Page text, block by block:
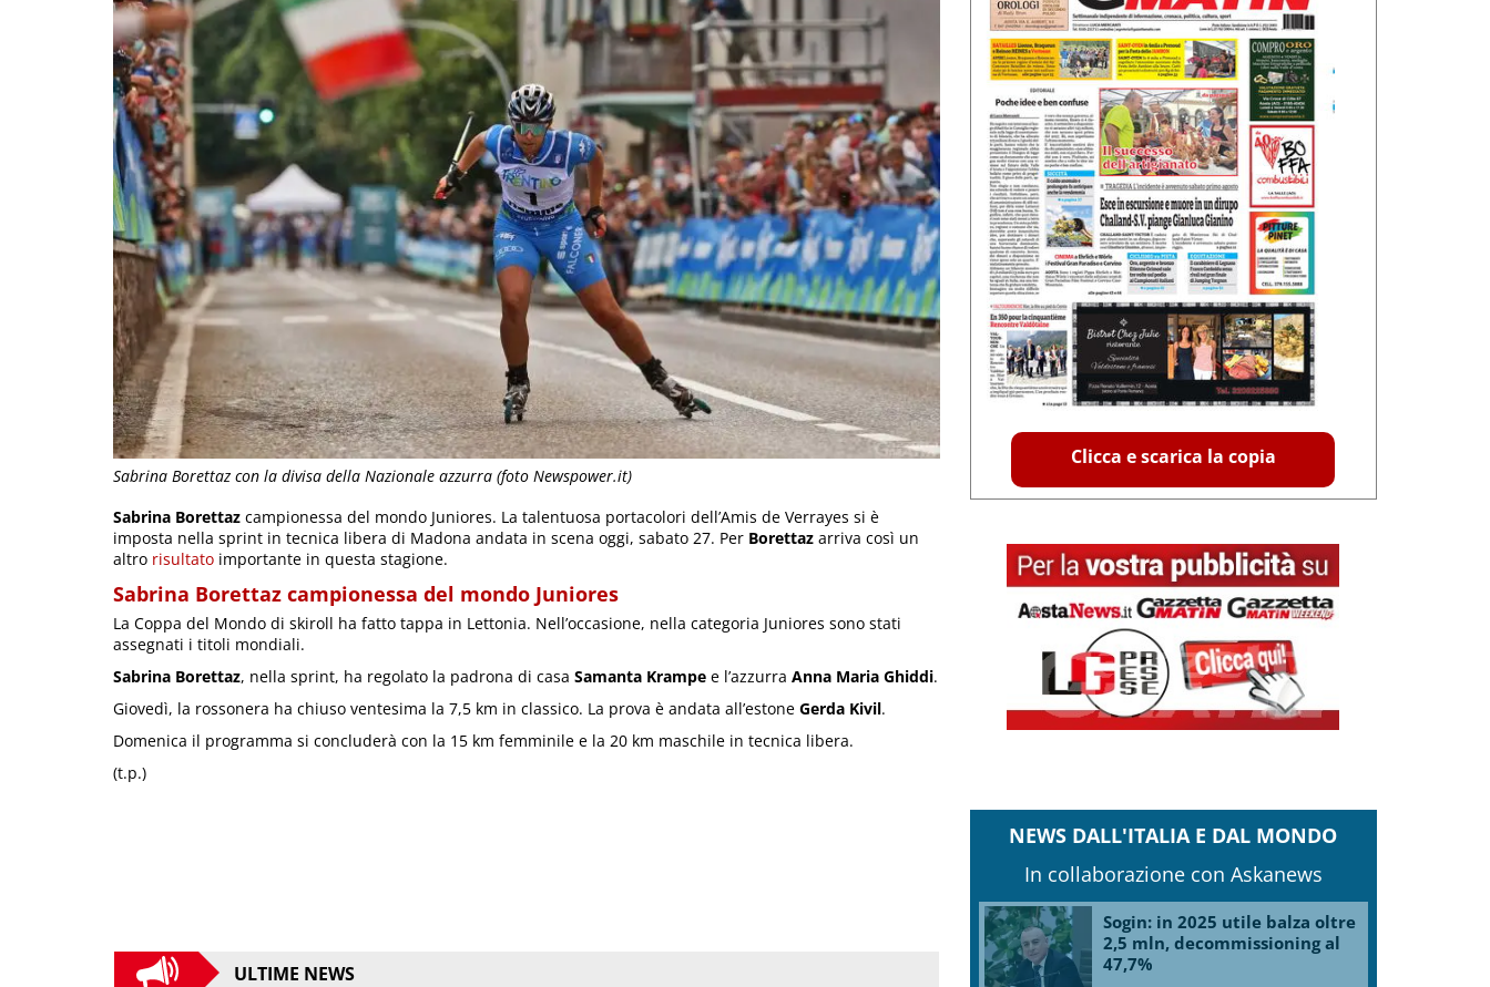
Sabrina Borettaz con la divisa della Nazionale azzurra (foto Newspower.it)
Sabrina Borettaz campionessa del mondo Juniores. La talentuosa portacolori dell’Amis de Verrayes si è
imposta nella sprint in tecnica libera di Madona andata in scena oggi, sabato 27. Per Borettaz arriva così un
altro risultato importante in questa stagione.
Sabrina Borettaz campionessa del mondo Juniores
La Coppa del Mondo di skiroll ha fatto tappa in Lettonia. Nell’occasione, nella categoria Juniores sono stati
assegnati i titoli mondiali.
Sabrina Borettaz, nella sprint, ha regolato la padrona di casa Samanta Krampe e l’azzurra Anna Maria Ghiddi.
Giovedì, la rossonera ha chiuso ventesima la 7,5 km in classico. La prova è andata all’estone Gerda Kivil.
Domenica il programma si concluderà con la 15 km femminile e la 20 km maschile in tecnica libera.
(t.p.)
ULTIME NEWS
Clicca e scarica la copia
NEWS DALL'ITALIA E DAL MONDO
In collaborazione con Askanews
Sogin: in 2025 utile balza oltre
2,5 mln, decommissioning al
47,7%